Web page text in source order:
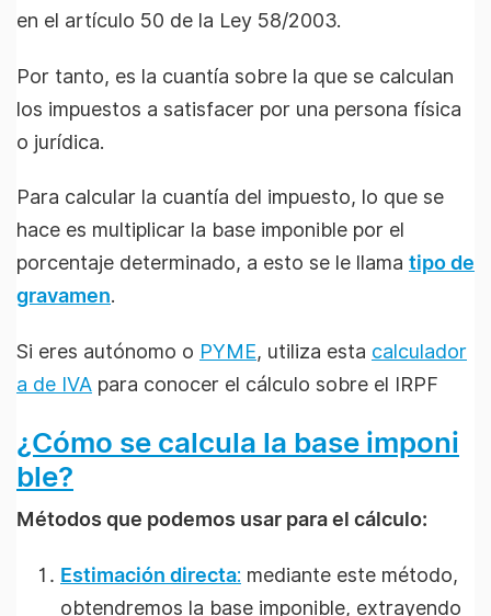
en el artículo 50 de la Ley 58/2003.
Por tanto, es la cuantía sobre la que se calculan
los impuestos a satisfacer por una persona física
o jurídica.
Para calcular la cuantía del impuesto, lo que se
hace es multiplicar la base imponible por el
porcentaje determinado, a esto se le llama tipo de
gravamen.
Si eres autónomo o PYME, utiliza esta calculador
a de IVA para conocer el cálculo sobre el IRPF
¿Cómo se calcula la base imponi
ble?
Métodos que podemos usar para el cálculo:
Estimación directa: mediante este método,
obtendremos la base imponible, extrayendo